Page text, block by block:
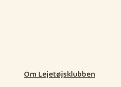
Om Lejetøjsklubben